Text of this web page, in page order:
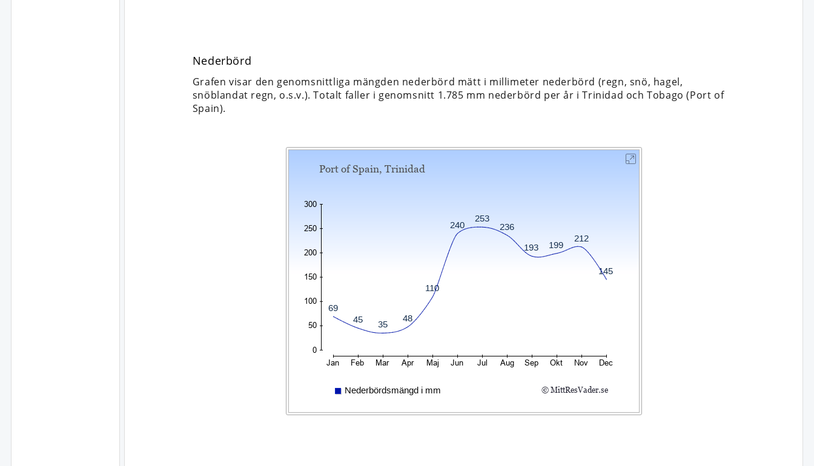
Nederbörd
Grafen visar den genomsnittliga mängden nederbörd mätt i millimeter nederbörd (regn, snö, hagel,
snöblandat regn, o.s.v.). Totalt faller i genomsnitt 1.785 mm nederbörd per år i Trinidad och Tobago (Port of
Spain).